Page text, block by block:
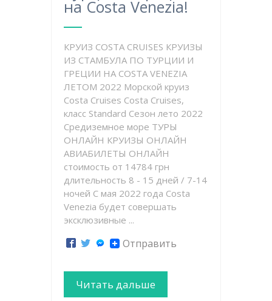
на Costa Venezia!
КРУИЗ COSTA CRUISES КРУИЗЫ
ИЗ СТАМБУЛА ПО ТУРЦИИ И
ГРЕЦИИ НА COSTA VENEZIA
ЛЕТОМ 2022 Морской круиз
Costa Cruises Costa Cruises,
класс Standard Сезон лето 2022
Средиземное море ТУРЫ
ОНЛАЙН КРУИЗЫ ОНЛАЙН
АВИАБИЛЕТЫ ОНЛАЙН
стоимость от 14784 грн
длительность 8 - 15 дней / 7-14
ночей С мая 2022 года Costa
Venezia будет совершать
эксклюзивные ...
Отправить
Читать дальше